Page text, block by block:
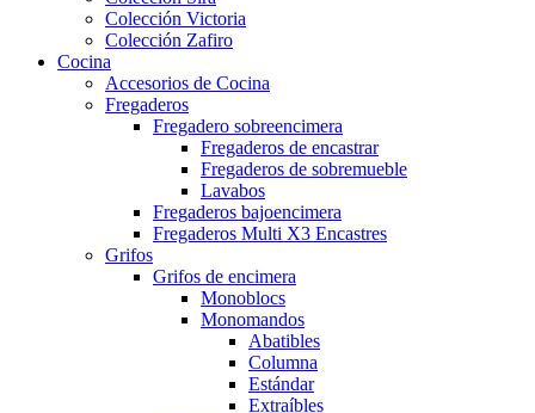
Colección Victoria
Colección Zafiro
Cocina
Accesorios de Cocina
Fregaderos
Fregadero sobreencimera
Fregaderos de encastrar
Fregaderos de sobremueble
Lavabos
Fregaderos bajoencimera
Fregaderos Multi X3 Encastres
Grifos
Grifos de encimera
Monoblocs
Monomandos
Abatibles
Columna
Estándar
Extraíbles